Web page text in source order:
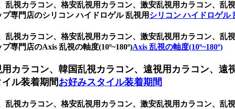
乱視カラコン、格安乱視用カラコン、激安乱視用カラコン、乱
専門店のシリコン ハイドロゲル 乱視用 シリコン ハイドロゲル
乱視カラコン、格安乱視用カラコン、激安乱視用カラコン、乱
専門店のAxis 乱視の軸度(10º~180º)Axis 乱視の軸度(10º~180º)
カラコン、韓国乱視カラコン、遠視用カラコン、遠
ル装着期間お好みスタイル装着期間
乱視カラコン、格安乱視用カラコン、激安乱視用カラコン、乱